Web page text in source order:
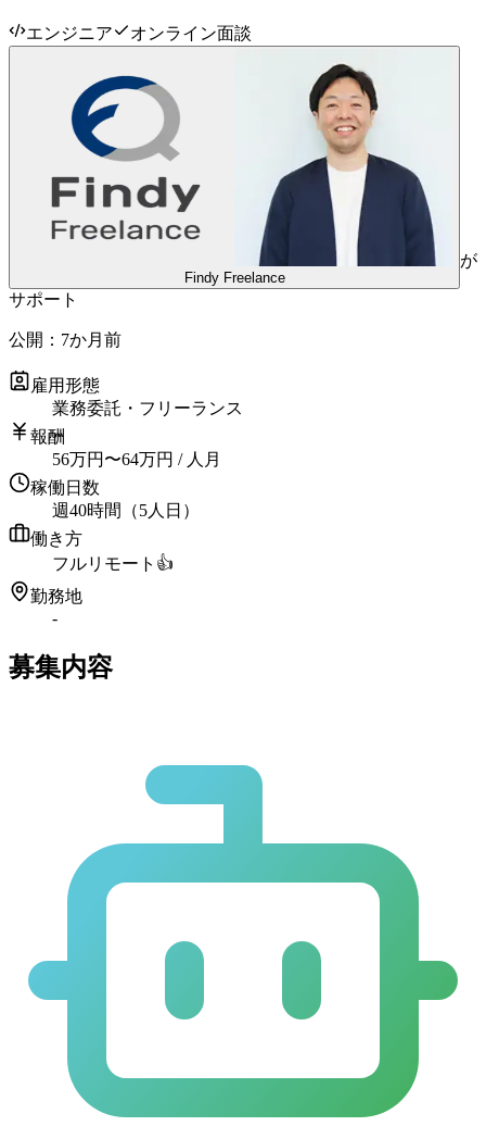
エンジニア オンライン面談
Findy Freelance
が
サポート
公開： 7か月前
雇用形態
業務委託・フリーランス
報酬
56万円 〜64万円 / 人月
稼働日数
週40時間（5人日）
働き方
フルリモート 👍
勤務地
-
募集内容